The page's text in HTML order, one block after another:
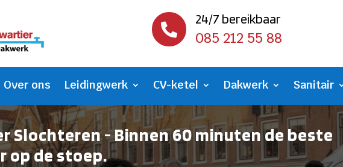

24/7 bereikbaar
085 212 55 88
Over ons Leidingwerk CV-ketel Dakwerk Sanitair
Slochteren - Binnen 60 minuten de beste
op de stoep.